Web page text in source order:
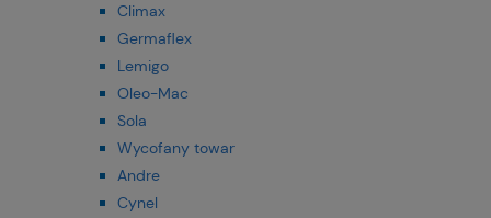
Climax
Germaflex
Lemigo
Oleo-Mac
Sola
Wycofany towar
Andre
Cynel